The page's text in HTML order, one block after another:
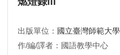
出版單位： 國立臺灣師範大學
作/編/譯者：國語教學中心